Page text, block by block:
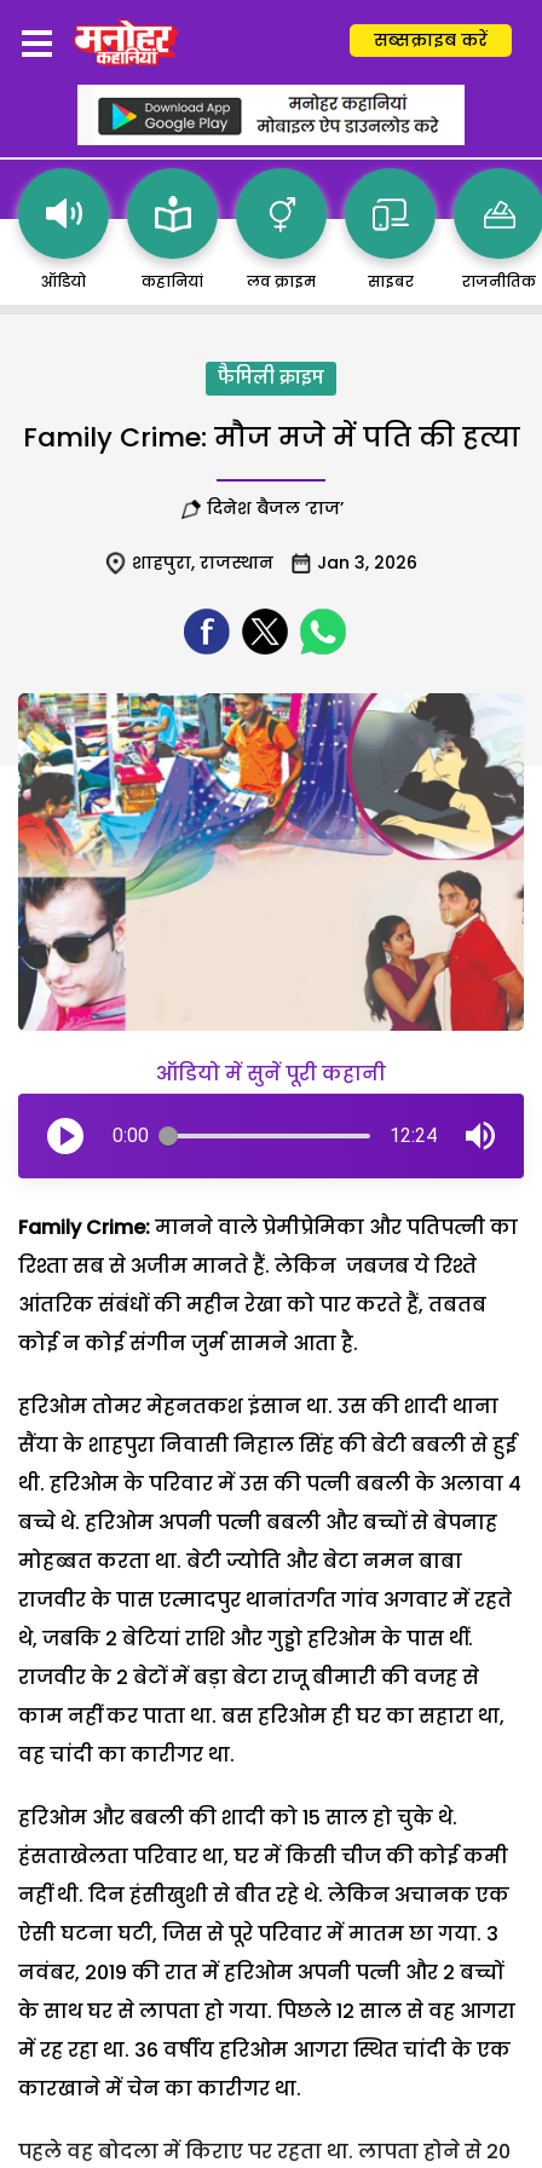
सब्सक्राइब करें
ऑडियो कहानियां लव क्राइम साइबर राजनीतिक
फैमिली क्राइम
Family Crime: मौज मजे में पति की हत्या
दिनेश बैजल ‘राज’
शाहपुरा, राजस्थान Jan 3, 2026
ऑडियो में सुनें पूरी कहानी
0:00 12:24
Family Crime:मानने वाले प्रेमीप्रेमिका और पतिपत्नी का
रिश्ता सब से अजीम मानते हैं. लेकिन जबजब ये रिश्ते
आंतरिक संबंधों की महीन रेखा को पार करते हैं, तबतब
कोई न कोई संगीन जुर्म सामने आता है.
हरिओम तोमर मेहनतकश इंसान था. उस की शादी थाना
सैंया के शाहपुरा निवासी निहाल सिंह की बेटी बबली से हुई
थी. हरिओम के परिवार में उस की पत्नी बबली के अलावा 4
बच्चे थे. हरिओम अपनी पत्नी बबली और बच्चों से बेपनाह
मोहब्बत करता था. बेटी ज्योति और बेटा नमन बाबा
राजवीर के पास एत्मादपुर थानांतर्गत गांव अगवार में रहते
थे, जबकि 2 बेटियां राशि और गुड्डो हरिओम के पास थीं.
राजवीर के 2 बेटों में बड़ा बेटा राजू बीमारी की वजह से
काम नहीं कर पाता था. बस हरिओम ही घर का सहारा था,
वह चांदी का कारीगर था.
हरिओम और बबली की शादी को 15 साल हो चुके थे.
हंसताखेलता परिवार था, घर में किसी चीज की कोई कमी
नहीं थी. दिन हंसीखुशी से बीत रहे थे. लेकिन अचानक एक
ऐसी घटना घटी, जिस से पूरे परिवार में मातम छा गया. 3
नवंबर, 2019 की रात में हरिओम अपनी पत्नी और 2 बच्चों
के साथ घर से लापता हो गया. पिछले 12 साल से वह आगरा
में रह रहा था. 36 वर्षीय हरिओम आगरा स्थित चांदी के एक
कारखाने में चेन का कारीगर था.
पहले वह बोदला में किराए पर रहता था. लापता होने से 20